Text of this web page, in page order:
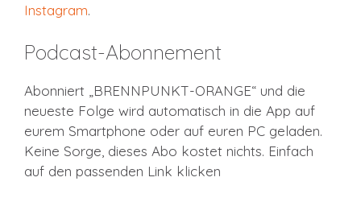
Instagram.
Podcast-Abonnement
Abonniert „BRENNPUNKT-ORANGE“ und die
neueste Folge wird automatisch in die App auf
eurem Smartphone oder auf euren PC geladen.
Keine Sorge, dieses Abo kostet nichts. Einfach
auf den passenden Link klicken